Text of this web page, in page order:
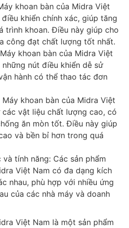
khoan bàn của Midra Việt
khiển chính xác, giúp tăng
trình khoan. Điều này giúp cho
công đạt chất lượng tốt nhất.
khoan bàn của Midra Việt
nút điều khiển dễ sử
hành có thể thao tác đơn
khoan bàn của Midra Việt
vật liệu chất lượng cao, có
ăn mòn tốt. Điều này giúp
và bền bỉ hơn trong quá
tính năng: Các sản phẩm
Việt Nam có đa dạng kích
nhau, phù hợp với nhiều ứng
của các nhà máy và doanh
Việt Nam là một sản phẩm